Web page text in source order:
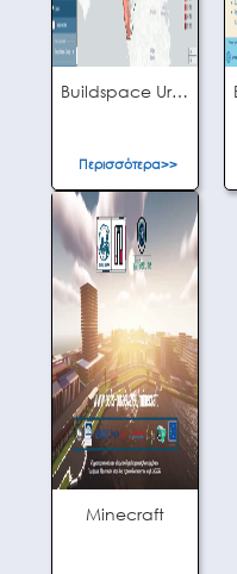
Buildspace Urban Heat Platform
Περισσότερα>>
Minecraft